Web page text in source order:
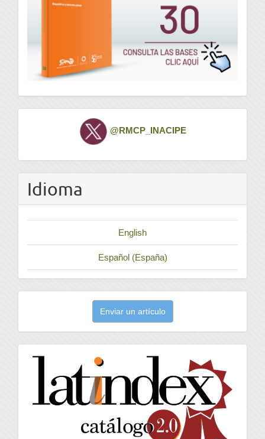
Twitter @RMCP_INACIPE
Idioma
English
Español (España)
artículo
Enviar un artículo
latindex